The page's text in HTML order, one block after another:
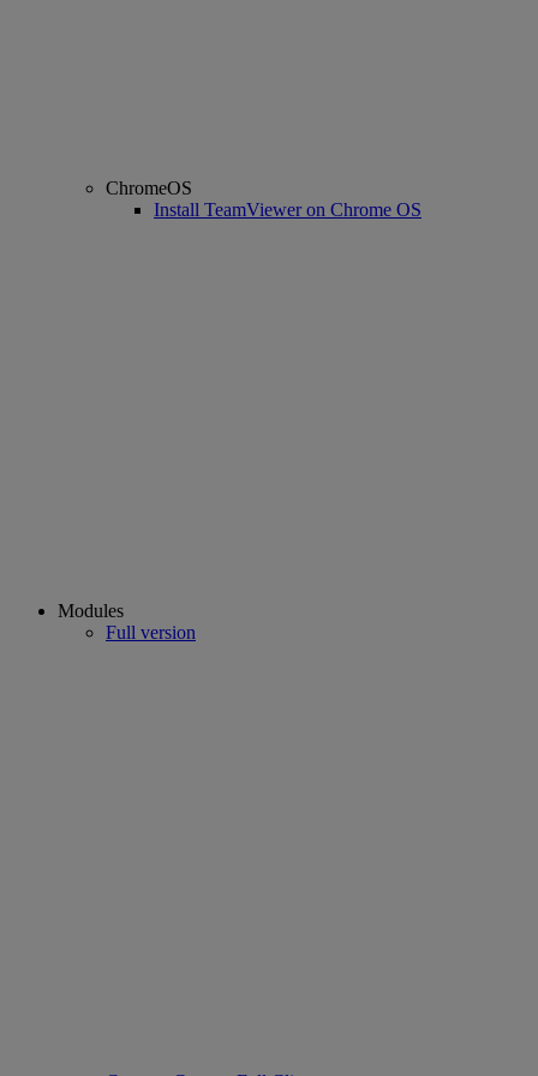
ChromeOS
Install TeamViewer on Chrome OS
Modules
Full version